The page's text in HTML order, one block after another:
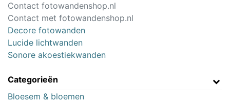
Contact fotowandenshop.nl
Contact met fotowandenshop.nl
Decore fotowanden
Lucide lichtwanden
Sonore akoestiekwanden
Categorieën
Bloesem & bloemen